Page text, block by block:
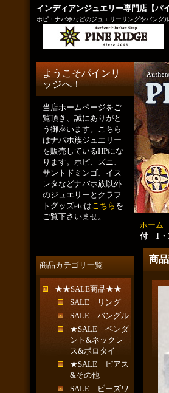
インディアンジュエリー専門店【パ
ホピ・ナバホなどのジュエリーリングやバング
ようこそパインリ
ッジへ！
当店ホームページをご
覧頂き、誠にありがと
う御座います。こちら
はナバホ族ジュエリー
を販売しているHPにな
ります。ホピ、ズニ、
サントドミンゴ、イス
レタなどナバホ族以外
のジュエリーとクラフ
トグッズetcはこちら を
ご覧下さいませ。
商品カテゴリ一覧
★★SALE商品★★
SALE リング
SALE バングル
★SALE ペンダ
ント&ネックレ
ス&ボロタイ
★SALE ピアス
&その他
SALE ビーズワ
ホーム
付 1・
商